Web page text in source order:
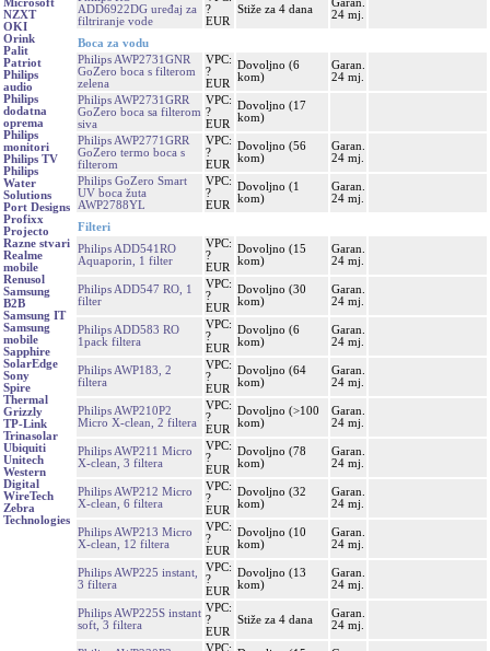
Microsoft
NZXT
OKI
Orink
Palit
Patriot
Philips
audio
Philips
dodatna
oprema
Philips
monitori
Philips TV
Philips
Water
Solutions
Port Designs
Profixx
Projecto
Razne stvari
Realme
mobile
Renusol
Samsung
B2B
Samsung IT
Samsung
mobile
Sapphire
SolarEdge
Sony
Spire
Thermal
Grizzly
TP-Link
Trinasolar
Ubiquiti
Unitech
Western
Digital
WireTech
Zebra
Technologies
ADD6922DG uređaj za
filtriranje vode
?
EUR
Stiže za 4 dana
24 mj.
Boca za vodu
Philips AWP2731GNR
GoZero boca s filterom
zelena
VPC:
?
EUR
Dovoljno (6
kom)
Garan.
24 mj.
Philips AWP2731GRR
GoZero boca sa filterom
siva
VPC:
?
EUR
Dovoljno (17
kom)
Philips AWP2771GRR
GoZero termo boca s
filterom
VPC:
?
EUR
Dovoljno (56
kom)
Garan.
24 mj.
Philips GoZero Smart
UV boca žuta
AWP2788YL
VPC:
?
EUR
Dovoljno (1
kom)
Garan.
24 mj.
Filteri
Philips ADD541RO
Aquaporin, 1 filter
VPC:
?
EUR
Dovoljno (15
kom)
Garan.
24 mj.
Philips ADD547 RO, 1
filter
VPC:
?
EUR
Dovoljno (30
kom)
Garan.
24 mj.
Philips ADD583 RO
1pack filtera
VPC:
?
EUR
Dovoljno (6
kom)
Garan.
24 mj.
Philips AWP183, 2
filtera
VPC:
?
EUR
Dovoljno (64
kom)
Garan.
24 mj.
Philips AWP210P2
Micro X-clean, 2 filtera
VPC:
?
EUR
Dovoljno (>100
kom)
Garan.
24 mj.
Philips AWP211 Micro
X-clean, 3 filtera
VPC:
?
EUR
Dovoljno (78
kom)
Garan.
24 mj.
Philips AWP212 Micro
X-clean, 6 filtera
VPC:
?
EUR
Dovoljno (32
kom)
Garan.
24 mj.
Philips AWP213 Micro
X-clean, 12 filtera
VPC:
?
EUR
Dovoljno (10
kom)
Garan.
24 mj.
Philips AWP225 instant,
3 filtera
VPC:
?
EUR
Dovoljno (13
kom)
Garan.
24 mj.
Philips AWP225S instant
soft, 3 filtera
VPC:
?
EUR
Stiže za 4 dana
Garan.
24 mj.
VPC: